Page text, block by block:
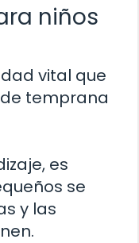
niños
vital que
temprana
es
se
y las